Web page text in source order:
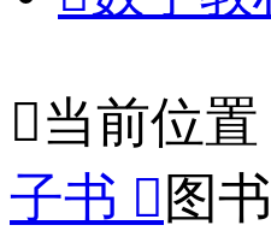
当前位置
子书  图